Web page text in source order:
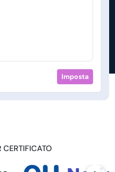
Imposta
CERTIFICATO